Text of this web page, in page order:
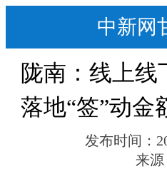
中新网
陇南：线上线
落地“签”动金
发布时间：
来源